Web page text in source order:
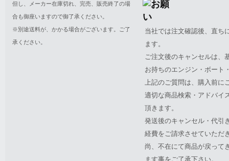
但し、メーカー在庫切れ、完売、販売終了の場
合も御座いますので御了承ください。
※別途送料が、かかる場合がございます。ご了
承ください。
当社では注文確認後、直ち
ます。
ご注文後のキャンセルは、
お持ちのエンジン・ボート
上記のご質問は、購入前に
適切な商品検索・アドバイ
頂きます。
発送後のキャンセル・代引
経費をご請求させていただ
尚、不在にて商品が戻って
ます事をご了承下さい。